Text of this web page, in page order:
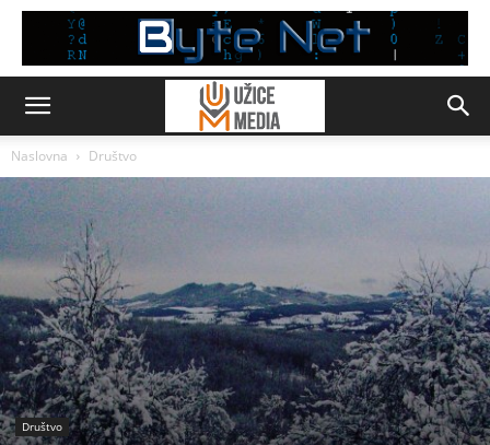
Naslovna Društvo
Društvo